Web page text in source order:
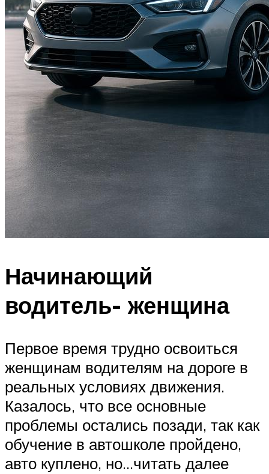
Начинающий
водитель⁠- женщина
Первое время трудно освоиться
женщинам водителям на дороге в
реальных условиях движения.
Казалось, что все основные
проблемы остались позади, так как
обучение в автошколе пройдено,
авто куплено, но…читать далее